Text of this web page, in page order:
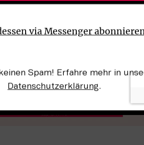
via Messenger
Datenschutzerklärung.